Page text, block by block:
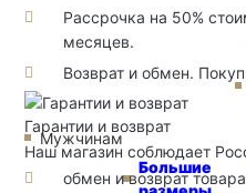
Мужчинам
Большие
Рассрочка на 50%
месяцев.
Возврат и обмен.
Гарантии и возврат
Наш магазин соблюдает
обмен и возврат